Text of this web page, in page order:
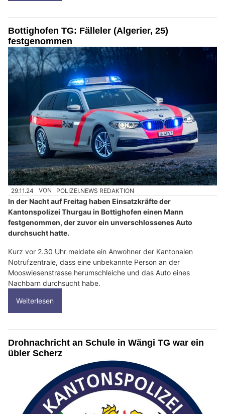
Bottighofen TG: Fälleler (Algerier, 25)
festgenommen
29.11.24 VON POLIZEI.NEWS REDAKTION
In der Nacht auf Freitag haben Einsatzkräfte der
Kantonspolizei Thurgau in Bottighofen einen Mann
festgenommen, der zuvor ein unverschlossenes Auto
durchsucht hatte.
Kurz vor 2.30 Uhr meldete ein Anwohner der Kantonalen
Notrufzentrale, dass eine unbekannte Person an der
Mooswiesenstrasse herumschleiche und das Auto eines
Nachbarn durchsucht habe.
Weiterlesen
Drohnachricht an Schule in Wängi TG war ein
übler Scherz